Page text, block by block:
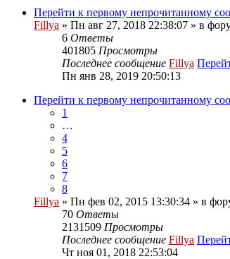
Перейти к первому непрочитанному
Fillya » Пн авг 27, 2018 22:38:07 » в
6 Ответы
401805 Просмотры
Последнее сообщение Fillya
Пн янв 28, 2019 20:50:13
Перейти к первому непрочитанному
1
…
4
5
6
7
8
Fillya » Пн фев 02, 2015 13:30:34 » в
70 Ответы
2131509 Просмотры
Последнее сообщение Fillya
Чт ноя 01, 2018 22:53:04